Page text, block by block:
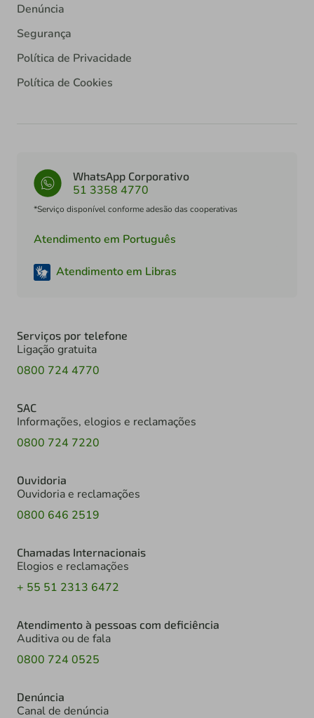
Denúncia
Segurança
Política de Privacidade
Política de Cookies
WhatsApp Corporativo
51 3358 4770
*Serviço disponível conforme adesão das cooperativas
Atendimento em Português
Atendimento em Libras
Serviços por telefone
Ligação gratuita
0800 724 4770
SAC
Informações, elogios e reclamações
0800 724 7220
Ouvidoria
Ouvidoria e reclamações
0800 646 2519
Chamadas Internacionais
Elogios e reclamações
+ 55 51 2313 6472
Atendimento à pessoas com deficiência
Auditiva ou de fala
0800 724 0525
Denúncia
Canal de denúncia